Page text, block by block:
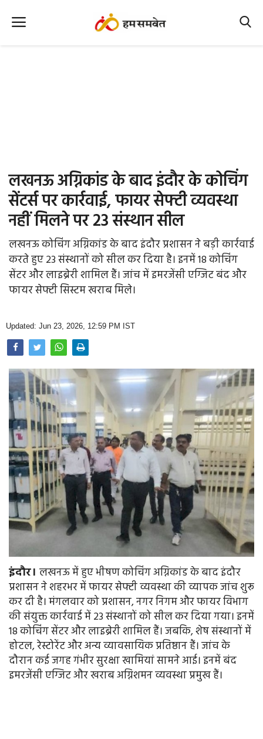
Office Office
Political Gossips
Farm & Food
Opinion
Photo Gallery
Home
लखनऊ अग्निकांड के बाद इंदौर के कोचिंग
सेंटर्स पर कार्रवाई, फायर सेफ्टी व्यवस्था
नहीं मिलने पर 23 संस्थान सील
लखनऊ कोचिंग अग्निकांड के बाद इंदौर प्रशासन ने बड़ी कार्रवाई
करते हुए 23 संस्थानों को सील कर दिया है। इनमें 18 कोचिंग
सेंटर और लाइब्रेरी शामिल हैं। जांच में इमरजेंसी एग्जिट बंद और
फायर सेफ्टी सिस्टम खराब मिले।
Updated: Jun 23, 2026, 12:59 PM IST
इंदौर। लखनऊ में हुए भीषण कोचिंग अग्निकांड के बाद इंदौर
प्रशासन ने शहरभर में फायर सेफ्टी व्यवस्था की व्यापक जांच शुरू
कर दी है। मंगलवार को प्रशासन, नगर निगम और फायर विभाग
की संयुक्त कार्रवाई में 23 संस्थानों को सील कर दिया गया। इनमें
18 कोचिंग सेंटर और लाइब्रेरी शामिल हैं। जबकि, शेष संस्थानों में
होटल, रेस्टोरेंट और अन्य व्यावसायिक प्रतिष्ठान हैं। जांच के
दौरान कई जगह गंभीर सुरक्षा खामियां सामने आई। इनमें बंद
इमरजेंसी एग्जिट और खराब अग्निशमन व्यवस्था प्रमुख हैं।